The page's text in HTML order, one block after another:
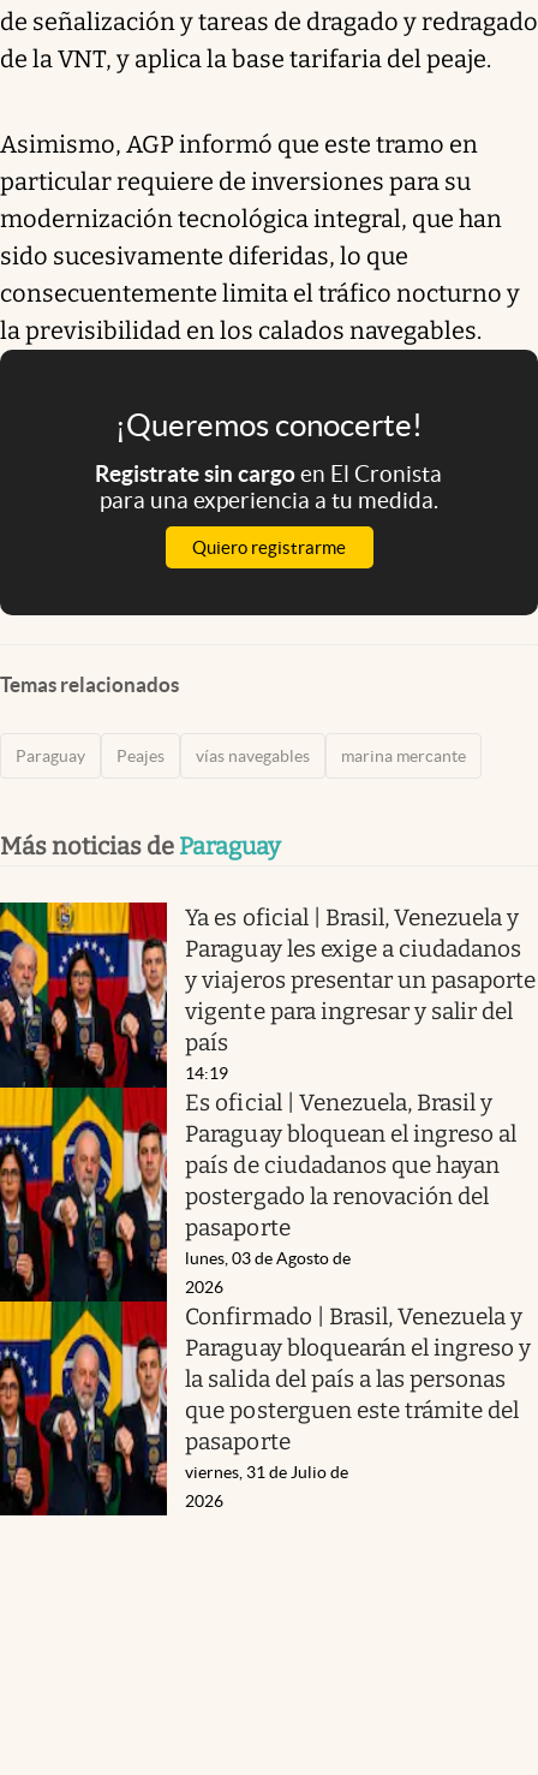
de señalización y tareas de dragado y redragado
de la VNT, y aplica la base tarifaria del peaje.
Asimismo, AGP informó que este tramo en
particular requiere de inversiones para su
modernización tecnológica integral, que han
sido sucesivamente diferidas, lo que
consecuentemente limita el tráfico nocturno y
la previsibilidad en los calados navegables.
¡Queremos conocerte!
Registrate sin cargoen El Cronista
para una experiencia a tu medida.
Quiero registrarme
Temas relacionados
Paraguay Peajes vías navegables marina mercante
Más noticias de Paraguay
Ya es oficial | Brasil, Venezuela y
Paraguay les exige a ciudadanos
y viajeros presentar un pasaporte
vigente para ingresar y salir del
país
14:19
Es oficial | Venezuela, Brasil y
Paraguay bloquean el ingreso al
país de ciudadanos que hayan
postergado la renovación del
pasaporte
lunes, 03 de Agosto de
2026
Confirmado | Brasil, Venezuela y
Paraguay bloquearán el ingreso y
la salida del país a las personas
que posterguen este trámite del
pasaporte
viernes, 31 de Julio de
2026